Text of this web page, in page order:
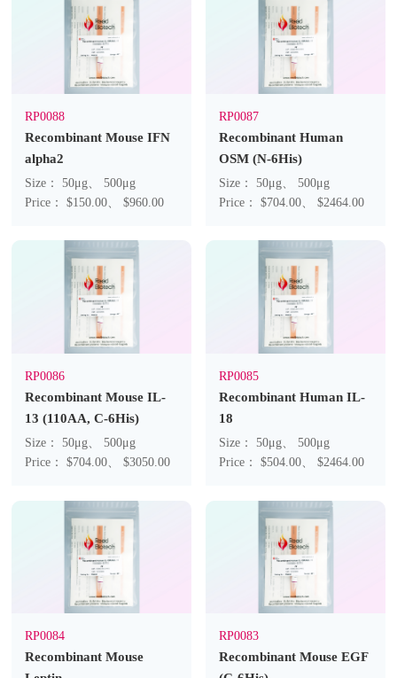
RP0088
Recombinant Mouse IFN
alpha2
Size： 50μg、 500μg
Price： $150.00、 $960.00
RP0087
Recombinant Human
OSM (N-6His)
Size： 50μg、 500μg
Price： $704.00、 $2464.00
RP0086
Recombinant Mouse IL-
13 (110AA, C-6His)
Size： 50μg、 500μg
Price： $704.00、 $3050.00
RP0085
Recombinant Human IL-
18
Size： 50μg、 500μg
Price： $504.00、 $2464.00
RP0084
Recombinant Mouse
RP0083
Recombinant Mouse EGF